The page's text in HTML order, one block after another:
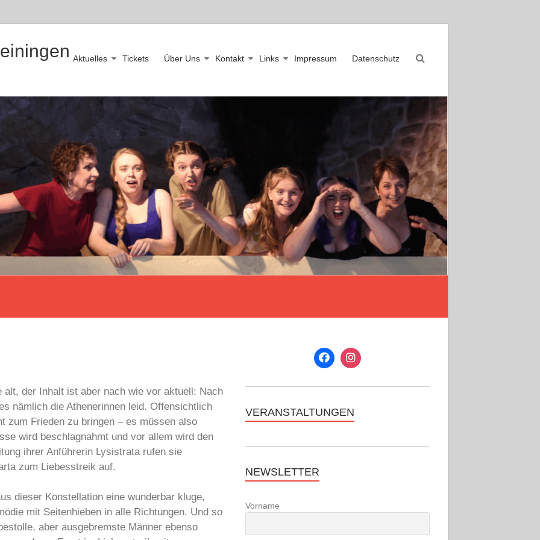
Aktuelles Tickets Über Uns Kontakt Links Impressum Datenschutz
alt, der Inhalt ist aber nach wie vor aktuell: Nach
nämlich die Athenerinnen leid. Offensichtlich
zum Frieden zu bringen – es müssen also
wird beschlagnahmt und vor allem wird den
ihrer Anführerin Lysistrata rufen sie
zum Liebesstreik auf.
dieser Konstellation eine wunderbar kluge,
mit Seitenhieben in alle Richtungen. Und so
aber ausgebremste Männer ebenso
VERANSTALTUNGEN
NEWSLETTER
Vorname